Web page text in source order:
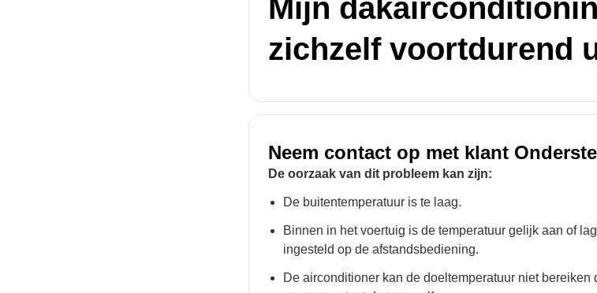
Mijn
zichzelf voortdurend
Neem contact op met klant
De oorzaak van dit probleem kan zijn:
De buitentemperatuur is te laag.
Binnen in het voertuig is de temperatuur gelijk aan of
ingesteld op de afstandsbediening.
De airconditioner kan de doeltemperatuur niet bereiken